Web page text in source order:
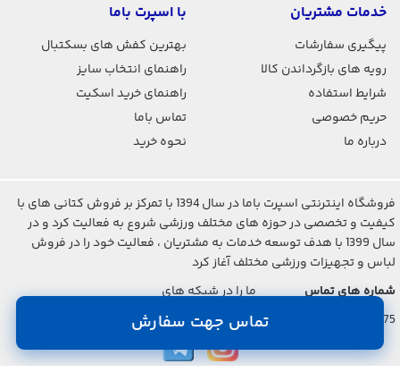
تماس جهت سفارش
خدمات مشتریان
پیگیری سفارشات
رویه های بازگرداندن کالا
شرایط استفاده
حریم خصوصی
درباره ما
با اسپرت باما
بهترین کفش های بسکتبال
راهنمای انتخاب سایز
راهنمای خرید اسکیت
تماس باما
نحوه خرید
فروشگاه اینترنتی اسپرت باما در سال 1394 با تمرکز بر فروش کتانی های با
کیفیت و تخصصی در حوزه های مختلف ورزشی شروع به فعالیت کرد و در
سال 1399 با هدف توسعه خدمات به مشتریان ، فعالیت خود را در فروش
لباس و تجهیزات ورزشی مختلف آغاز کرد
شماره های تماس
021-2842-7275
ما را در شبکه های
اجتماعی دنبال کنید